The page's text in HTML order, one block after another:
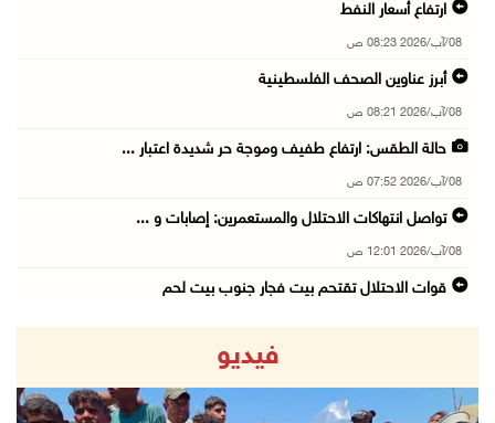
ارتفاع أسعار النفط
08/آب/2026 08:23 ص
أبرز عناوين الصحف الفلسطينية
08/آب/2026 08:21 ص
حالة الطقس: ارتفاع طفيف وموجة حر شديدة اعتبار ...
08/آب/2026 07:52 ص
تواصل انتهاكات الاحتلال والمستعمرين: إصابات و ...
08/آب/2026 12:01 ص
قوات الاحتلال تقتحم بيت فجار جنوب بيت لحم
أسعار الغذاء العالمية عند أعلى مستوى منذ 3 سن ...
07/آب/2026 11:11 م
فيديو